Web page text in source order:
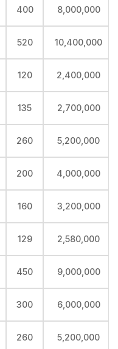
400 8,000,000
520 10,400,000
120 2,400,000
135 2,700,000
260 5,200,000
200 4,000,000
160 3,200,000
129 2,580,000
450 9,000,000
300 6,000,000
260 5,200,000